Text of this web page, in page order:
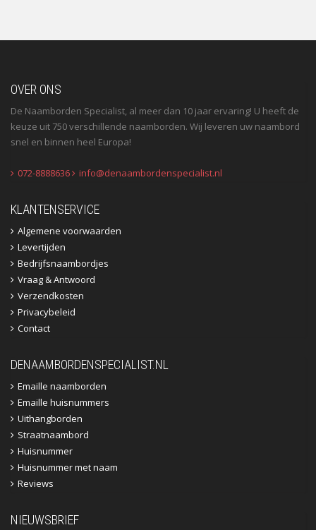
OVER ONS
De Naamborden Specialist, al meer dan 10 jaar ervaring! U heeft de
keuze uit 750 verschillende naamborden. Wij leveren uw naambord
snel en binnen heel Europa!
072-8888636 info@denaambordenspecialist.nl
KLANTENSERVICE
Algemene voorwaarden
Levertijden
Bedrijfsnaambordjes
Vraag & Antwoord
Verzendkosten
Privacybeleid
Contact
DENAAMBORDENSPECIALIST.NL
Emaille naamborden
Emaille huisnummers
Uithangborden
Straatnaambord
Huisnummer
Huisnummer met naam
Reviews
NIEUWSBRIEF